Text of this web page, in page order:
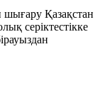
Қазақстан
серiктестiкке